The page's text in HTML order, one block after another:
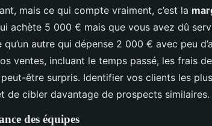
mais ce qui compte vraiment, c’est la
achète 5 000 € mais que vous avez dû
autre qui dépense 2 000 € avec peu
ventes, incluant le temps passé, les frais
être surpris. Identifier vos clients les
de cibler davantage de prospects similaires.
des équipes